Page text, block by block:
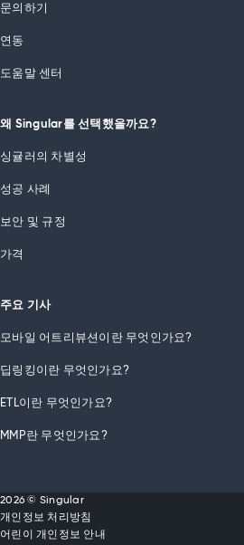
문의하기
연동
도움말 센터
왜 Singular를 선택했을까요?
싱귤러의 차별성
성공 사례
보안 및 규정
가격
주요 기사
모바일 어트리뷰션이란 무엇인가요?
딥링킹이란 무엇인가요?
ETL이란 무엇인가요?
MMP란 무엇인가요?
2026 © Singular
개인정보 처리방침
어린이 개인정보 안내